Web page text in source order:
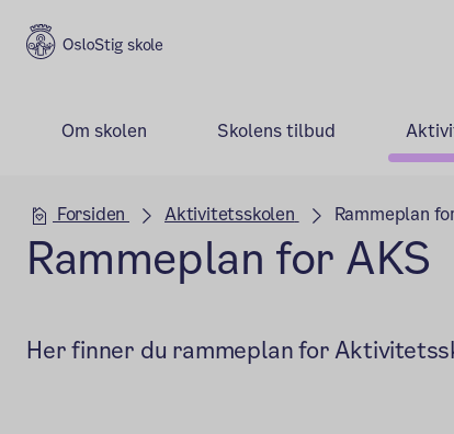
Stig skole
Om skolen Skolens tilbud
Hovedseksjon
Forsiden Aktivitetsskolen Rammeplan
Rammeplan for AKS
Her finner du rammeplan for